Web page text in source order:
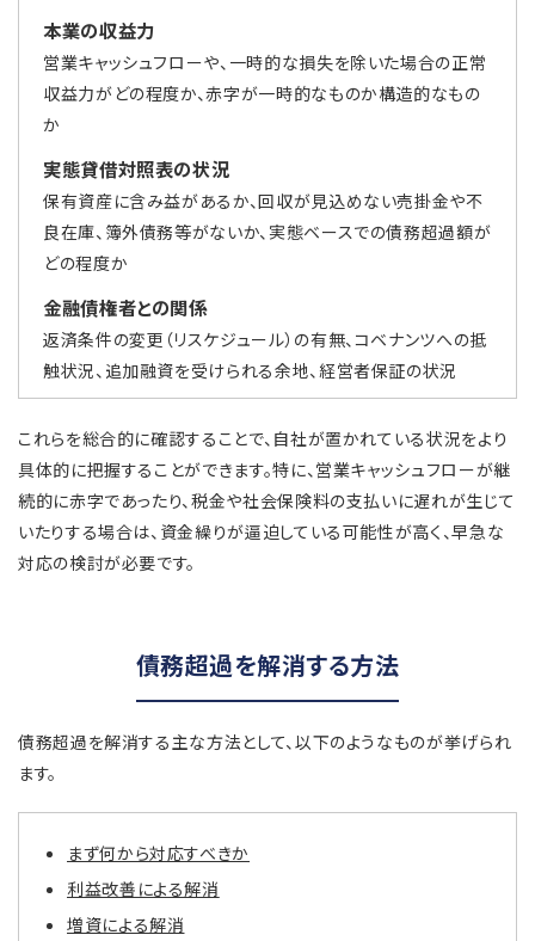
本業の収益力
営業キャッシュフローや、一時的な損失を除いた場合の正常
収益力がどの程度か、赤字が一時的なものか構造的なもの
か
実態貸借対照表の状況
保有資産に含み益があるか、回収が見込めない売掛金や不
良在庫、簿外債務等がないか、実態ベースでの債務超過額が
どの程度か
金融債権者との関係
返済条件の変更（リスケジュール）の有無、コベナンツへの抵
触状況、追加融資を受けられる余地、経営者保証の状況
これらを総合的に確認することで、自社が置かれている状況をより
具体的に把握することができます。特に、営業キャッシュフローが継
続的に赤字であったり、税金や社会保険料の支払いに遅れが生じて
いたりする場合は、資金繰りが逼迫している可能性が高く、早急な
対応の検討が必要です。
債務超過を解消する方法
債務超過を解消する主な方法として、以下のようなものが挙げられ
ます。
まず何から対応すべきか
利益改善による解消
増資による解消